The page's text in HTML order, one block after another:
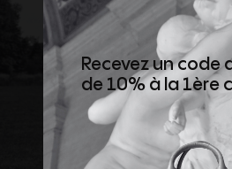
Recevez un code
de 10% à la 1ère